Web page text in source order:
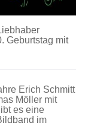
Geburtstag mit
Erich Schmitt
Möller mit
es eine
im